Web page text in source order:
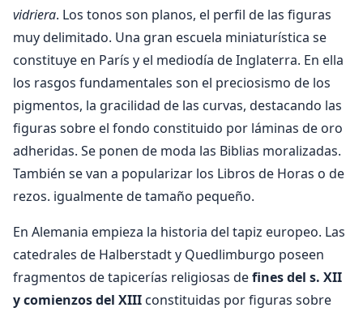
vidriera. Los tonos son planos, el perfil de las figuras
muy delimitado. Una gran escuela miniaturística se
constituye en París y el mediodía de Inglaterra. En ella
los rasgos fundamentales son el preciosismo de los
pigmentos, la gracilidad de las curvas, destacando las
figuras sobre el fondo constituido por láminas de oro
adheridas. Se ponen de moda las Biblias moralizadas.
También se van a popularizar los Libros de Horas o de
rezos. igualmente de tamaño pequeño.
En Alemania empieza la historia del tapiz europeo. Las
catedrales de Halberstadt y Quedlimburgo poseen
fragmentos de tapicerías religiosas defines del s. XII
y comienzos del XIII constituidas por figuras sobre